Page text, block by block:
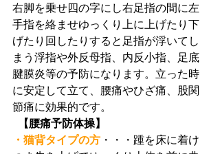
右脚を乗せ四の字にし右足指の間に左
手指を絡ませゆっくり上に上げたり下
げたり回したりすると足指が浮いてし
まう浮指や外反母指、内反小指、足底
腱膜炎等の予防になります。立った時
に安定して立て、腰痛やひざ痛、股関
節痛に効果的です。
【腰痛予防体操】
・猫背タイプの方 ・・・踵を床に着け